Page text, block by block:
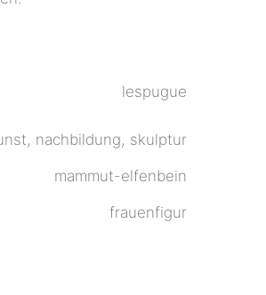
lespugue
nachbildung, skulptur
mammut-elfenbein
frauenfigur